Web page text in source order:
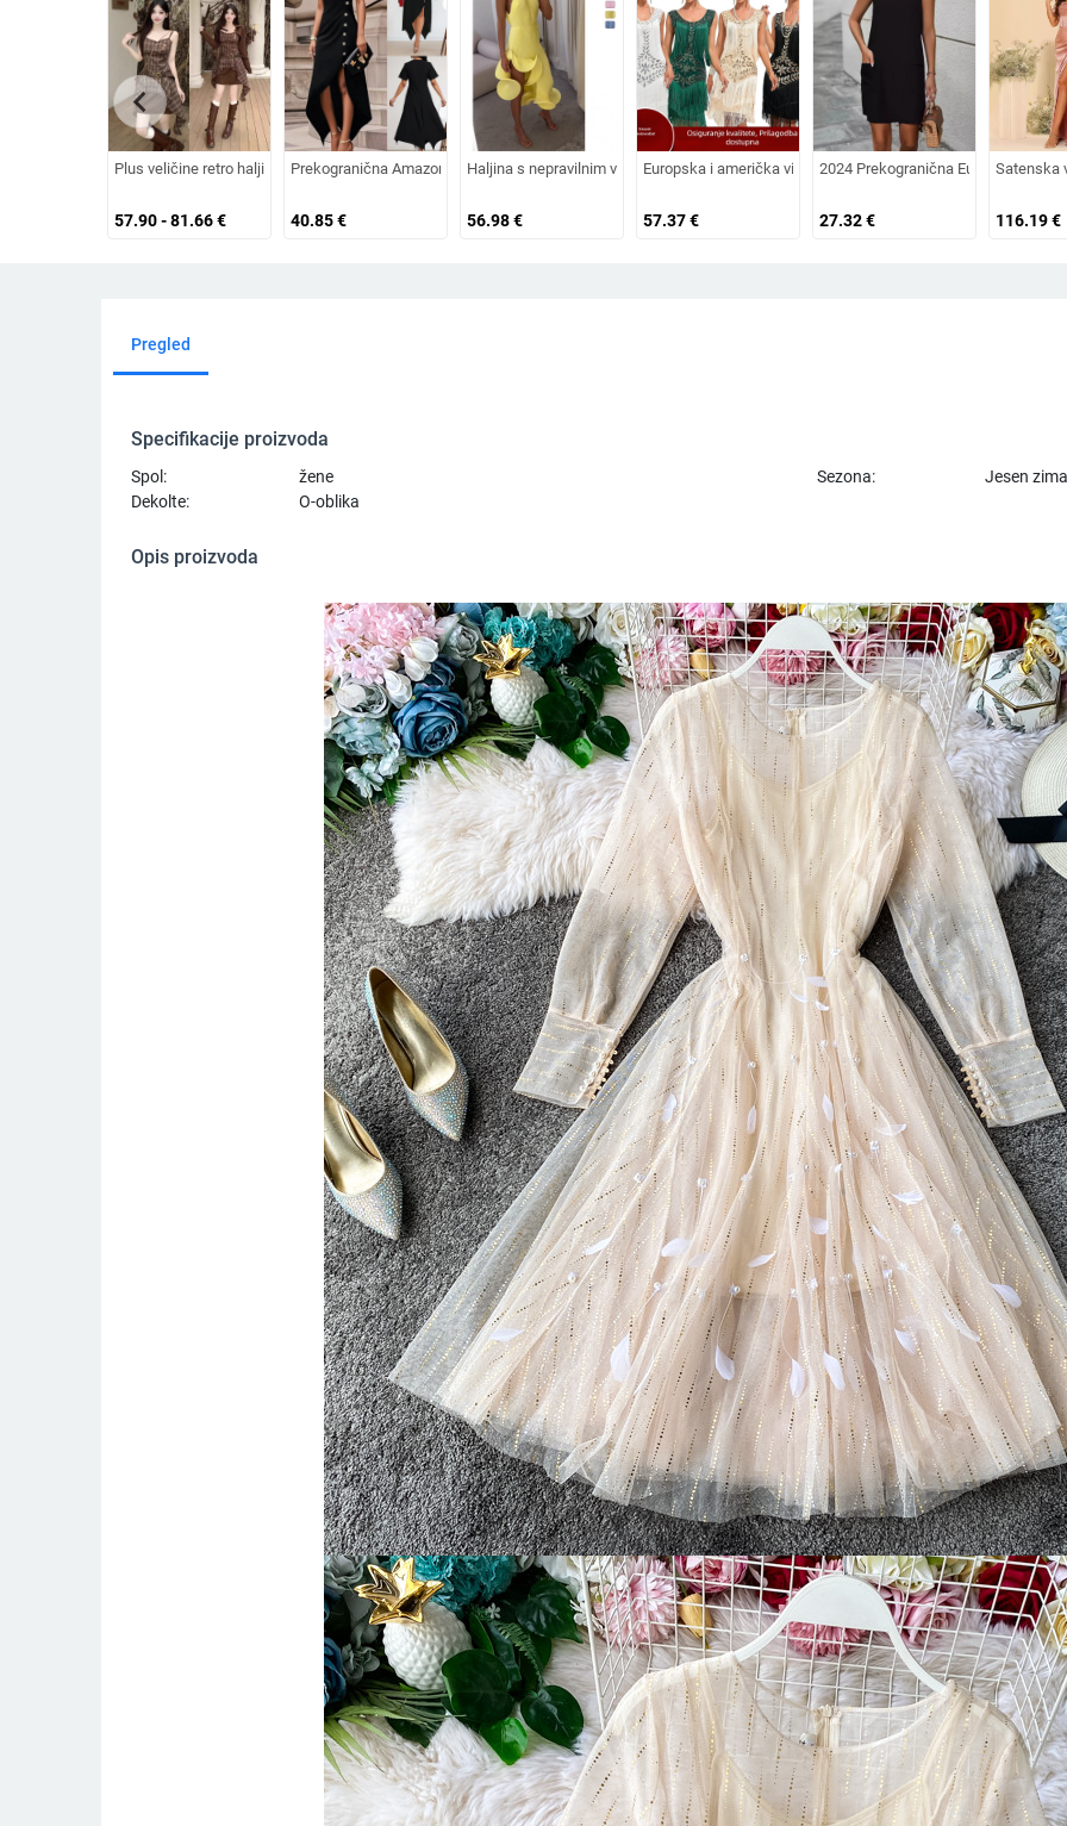
Plus veličine retro haljina s tregerima i kompletnom bluzom s dugim rukavima - proljeće 2025; TR tkanina; PVC 50–70%; kineski stil; književni
57.90 - 81.66€
Prekogranična Amazon europska i američka ženska moda elegantna nepravilna haljina s ukrasom od bočnih gumba
40.85€
Haljina s nepravilnim volanom, bez rukava, saten, uski kroj, visoki ovratnik
56.98€
Europska i američka vintage Gatsby balska haljina iz 1920.,
57.37€
2024 Prekogranična Europa i
27.32€
Satenska
116.19€
chevron_left
Pregled
Specifikacije proizvoda
Spol: žene Sezona:
Jesen zima
Dekolte:
O-oblika
Opis proizvoda